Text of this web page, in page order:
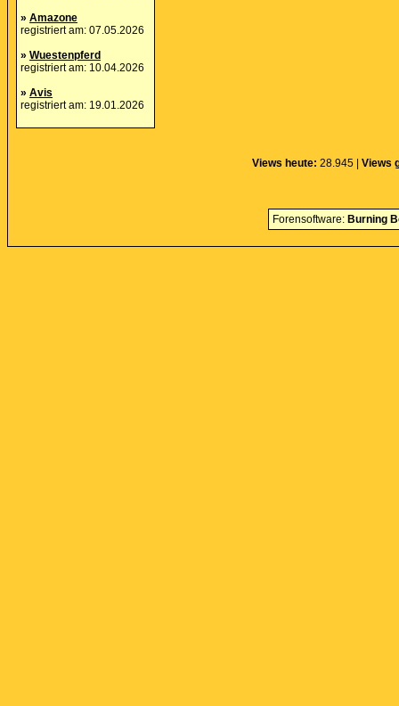
» Amazone
registriert am: 07.05.2026
» Wuestenpferd
registriert am: 10.04.2026
» Avis
registriert am: 19.01.2026
Views heute: 28.945 | Views
Forensoftware: Burning